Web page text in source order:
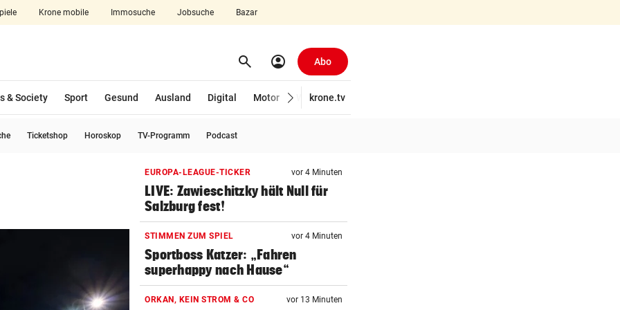
Krone mobile Immosuche Jobsuche Bazar
aufklappen search Suchen
account_circle Abo
& Society Sport Gesund Ausland Digital Motor Wirtschaft
krone.tv
Ticketshop Horoskop TV-Programm Podcast
EUROPA-LEAGUE-TICKER vor 4 Minuten
LIVE: Zawieschitzky hält Null für
Salzburg fest!
STIMMEN ZUM SPIEL vor 4 Minuten
Sportboss Katzer: „Fahren
superhappy nach Hause“
ORKAN, KEIN STROM & CO vor 13 Minuten